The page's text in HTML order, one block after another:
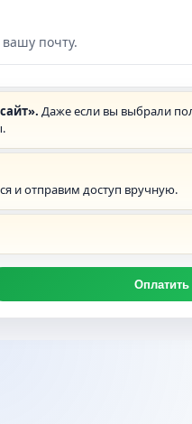
почту.
Даже если вы выбрали
и отправим доступ вручную.
Оплатить